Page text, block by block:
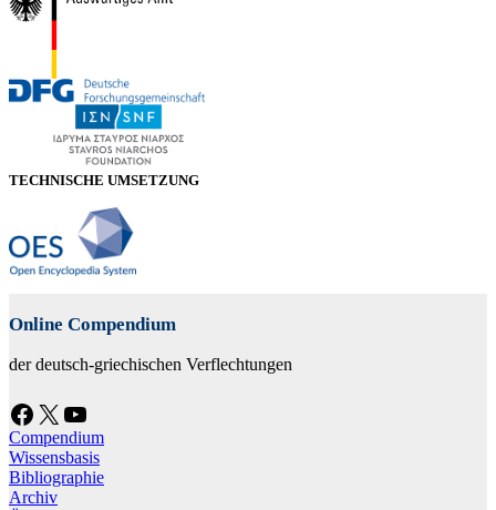
TECHNISCHE UMSETZUNG
Online Compendium
der deutsch-griechischen Verflechtungen
Facebook X YouTube
Compendium
Wissensbasis
Bibliographie
Archiv